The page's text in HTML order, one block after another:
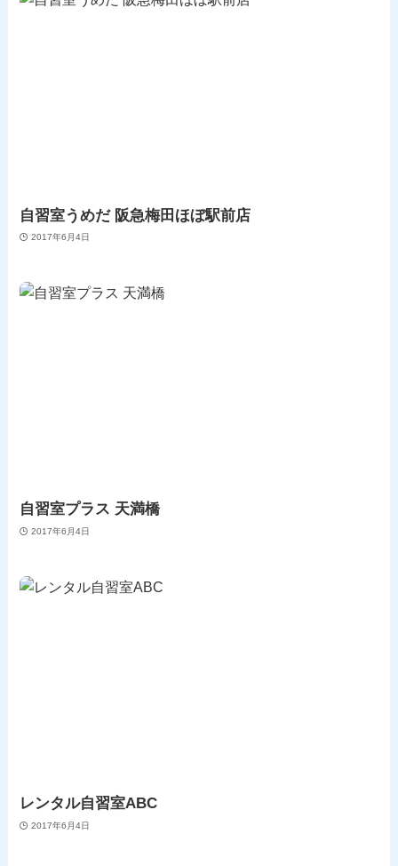
自習室うめだ 阪急梅田ほぼ駅前店
2017年6月4日
自習室プラス 天満橋
2017年6月4日
レンタル自習室ABC
2017年6月4日